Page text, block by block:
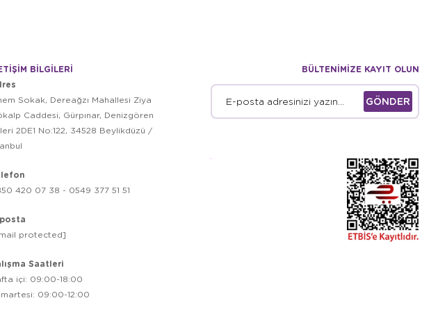
BİLGİLERİ
Sokak, Dereağzı Mahallesi Ziya
Caddesi, Gürpınar, Denizgören
2DE1 No:122, 34528 Beylikdüzü /
420 07 38 - 0549 377 51 51
protected]
Saatleri
içi: 09:00-18:00
09:00-12:00
BÜLTENİMİZE KAYIT OLUN
GÖNDER